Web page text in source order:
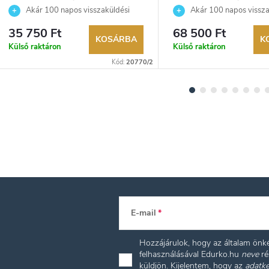
Akár 100 napos visszaküldési
lehetőség. Hivatalos márkakereskedő.
35 750 Ft
Külső raktáron
KOSÁRBA
Kód: 20770/2
Akár 100 napos
lehetőség. Hivatalos
68 500 Ft
Külső raktáron
E-mail
Hozzájárulok, hogy az általam
felhasználásával Edurko.hu neve
küldjön. Kijelentem, hogy az